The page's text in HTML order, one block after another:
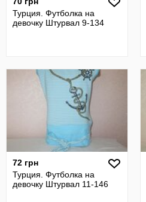
Турция. Футболка на
девочку Штурвал 9-134
72 грн
Турция. Футболка на
девочку Штурвал 11-146